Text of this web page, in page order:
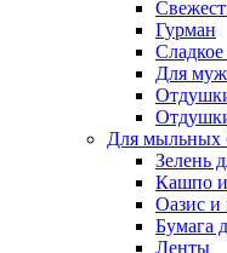
Гурман
Для
Для мыльных
Зелень
Кашпо
Оазис
Бумага
Ленты